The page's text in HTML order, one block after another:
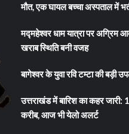
मौत, एक घायल बच्चा अस्पताल में
मद्महेश्वर धाम यात्रा पर
खराब स्थिति बनी वजह
बागेश्वर के युवा रवि टम्टा की बड़ी
उत्तराखंड में बारिश का कहर
करीब, आज भी येलो अलर्ट